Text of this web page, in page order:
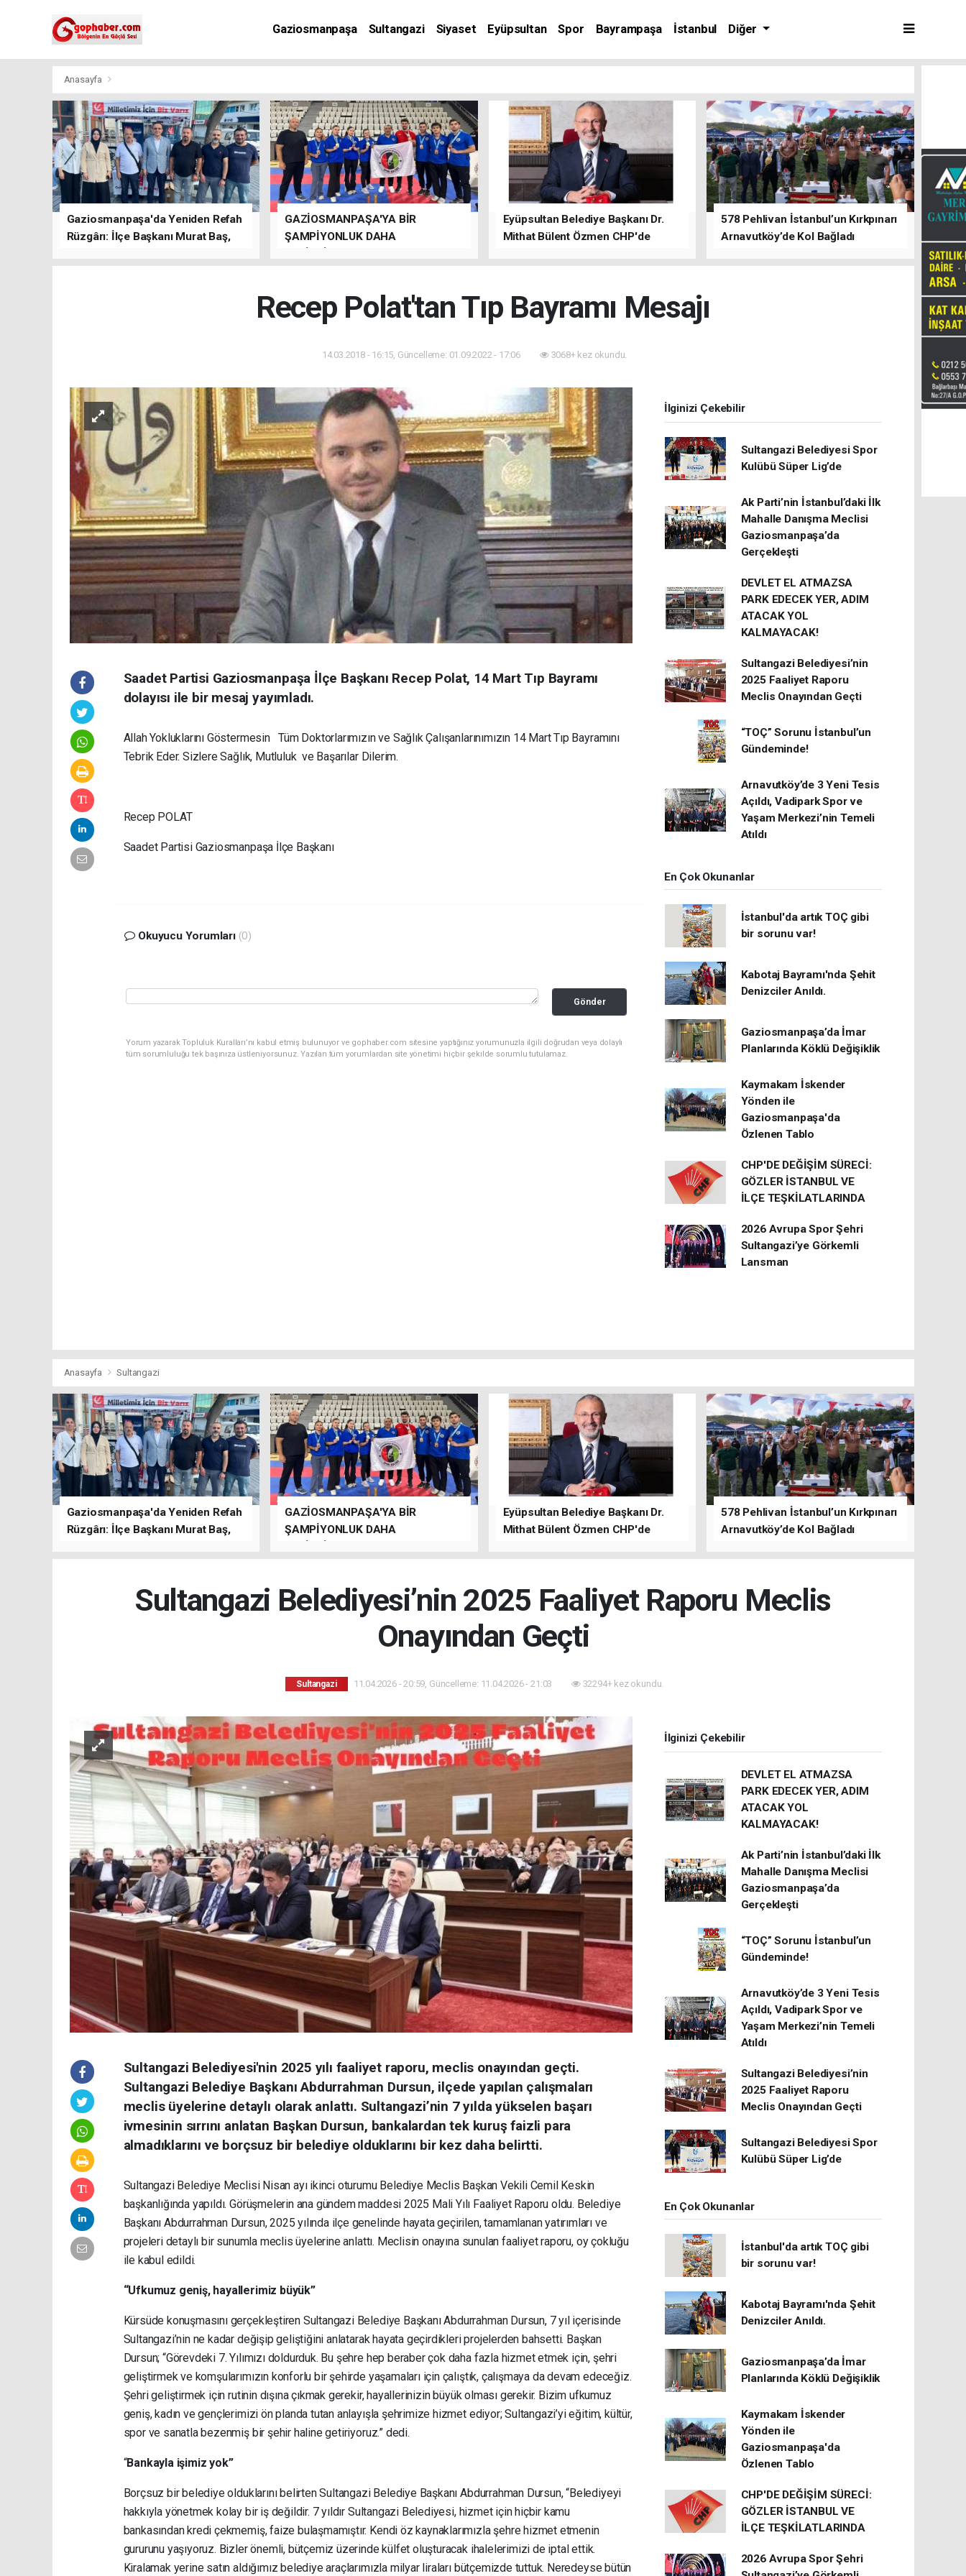
Gaziosmanpaşa Sultangazi Siyaset Eyüpsultan Spor Bayrampaşa İstanbul Diğer
Anasayfa
Gaziosmanpaşa'da Yeniden Refah
Rüzgârı: İlçe Başkanı Murat Baş,
GAZİOSMANPAŞA'YA BİR
ŞAMPİYONLUK DAHA
Eyüpsultan Belediye Başkanı Dr.
Mithat Bülent Özmen CHP'de
578 Pehlivan İstanbul’un Kırkpınarı
Arnavutköy’de Kol Bağladı
Recep Polat'tan Tıp Bayramı Mesajı
14.03.2018 - 16:15, Güncelleme: 01.09.2022 - 17:06 3068+ kez okundu.
Saadet Partisi Gaziosmanpaşa İlçe Başkanı Recep Polat, 14 Mart Tıp Bayramı
dolayısı ile bir mesaj yayımladı.
Allah Yokluklarını Göstermesin Tüm Doktorlarımızın ve Sağlık Çalışanlarınımızın 14 Mart Tıp Bayramını
Tebrik Eder. Sizlere Sağlık, Mutluluk ve Başarılar Dilerim.
Recep POLAT
Saadet Partisi Gaziosmanpaşa İlçe Başkanı
Okuyucu Yorumları (0)
Gönder
Yorum yazarak Topluluk Kuralları’nı kabul etmiş bulunuyor ve gophaber.com sitesine yaptığınız yorumunuzla ilgili doğrudan veya dolaylı
tüm sorumluluğu tek başınıza üstleniyorsunuz. Yazılan tüm yorumlardan site yönetimi hiçbir şekilde sorumlu tutulamaz.
İlginizi Çekebilir
Sultangazi Belediyesi Spor
Kulübü Süper Lig’de
Ak Parti’nin İstanbul’daki İlk
Mahalle Danışma Meclisi
Gaziosmanpaşa’da
Gerçekleşti
DEVLET EL ATMAZSA
PARK EDECEK YER, ADIM
ATACAK YOL
KALMAYACAK!
Sultangazi Belediyesi’nin
2025 Faaliyet Raporu
Meclis Onayından Geçti
“TOÇ” Sorunu İstanbul’un
Gündeminde!
Arnavutköy’de 3 Yeni Tesis
Açıldı, Vadipark Spor ve
Yaşam Merkezi’nin Temeli
Atıldı
En Çok Okunanlar
İstanbul'da artık TOÇ gibi
bir sorunu var!
Kabotaj Bayramı'nda Şehit
Denizciler Anıldı.
Gaziosmanpaşa’da İmar
Planlarında Köklü Değişiklik
Kaymakam İskender
Yönden ile
Gaziosmanpaşa'da
Özlenen Tablo
CHP'DE DEĞİŞİM SÜRECİ:
GÖZLER İSTANBUL VE
İLÇE TEŞKİLATLARINDA
2026 Avrupa Spor Şehri
Sultangazi’ye Görkemli
Lansman
Anasayfa Sultangazi
Gaziosmanpaşa'da Yeniden Refah
Rüzgârı: İlçe Başkanı Murat Baş,
GAZİOSMANPAŞA'YA BİR
ŞAMPİYONLUK DAHA
Eyüpsultan Belediye Başkanı Dr.
Mithat Bülent Özmen CHP'de
578 Pehlivan İstanbul’un Kırkpınarı
Arnavutköy’de Kol Bağladı
Sultangazi Belediyesi’nin 2025 Faaliyet Raporu Meclis
Onayından Geçti
Sultangazi 11.04.2026 - 20:59, Güncelleme: 11.04.2026 - 21:03 32294+ kez okundu.
Sultangazi Belediyesi'nin 2025 yılı faaliyet raporu, meclis onayından geçti.
Sultangazi Belediye Başkanı Abdurrahman Dursun, ilçede yapılan çalışmaları
meclis üyelerine detaylı olarak anlattı. Sultangazi’nin 7 yılda yükselen başarı
ivmesinin sırrını anlatan Başkan Dursun, bankalardan tek kuruş faizli para
almadıklarını ve borçsuz bir belediye olduklarını bir kez daha belirtti.
Sultangazi Belediye Meclisi Nisan ayı ikinci oturumu Belediye Meclis Başkan Vekili Cemil Keskin
başkanlığında yapıldı. Görüşmelerin ana gündem maddesi 2025 Mali Yılı Faaliyet Raporu oldu. Belediye
Başkanı Abdurrahman Dursun, 2025 yılında ilçe genelinde hayata geçirilen, tamamlanan yatırımları ve
projeleri detaylı bir sunumla meclis üyelerine anlattı. Meclisin onayına sunulan faaliyet raporu, oy çokluğu
ile kabul edildi.
“Ufkumuz geniş, hayallerimiz büyük”
Kürsüde konuşmasını gerçekleştiren Sultangazi Belediye Başkanı Abdurrahman Dursun, 7 yıl içerisinde
Sultangazi’nin ne kadar değişip geliştiğini anlatarak hayata geçirdikleri projelerden bahsetti. Başkan
Dursun; “Görevdeki 7. Yılımızı doldurduk. Bu şehre hep beraber çok daha fazla hizmet etmek için, şehri
geliştirmek ve komşularımızın konforlu bir şehirde yaşamaları için çalıştık, çalışmaya da devam edeceğiz.
Şehri geliştirmek için rutinin dışına çıkmak gerekir, hayallerinizin büyük olması gerekir. Bizim ufkumuz
geniş, kadın ve gençlerimizi ön planda tutan anlayışla şehrimize hizmet ediyor; Sultangazi’yi eğitim, kültür,
spor ve sanatla bezenmiş bir şehir haline getiriyoruz.” dedi.
“Bankayla işimiz yok”
Borçsuz bir belediye olduklarını belirten Sultangazi Belediye Başkanı Abdurrahman Dursun, “Belediyeyi
hakkıyla yönetmek kolay bir iş değildir. 7 yıldır Sultangazi Belediyesi, hizmet için hiçbir kamu
bankasından kredi çekmemiş, faize bulaşmamıştır. Kendi öz kaynaklarımızla şehre hizmet etmenin
gururunu yaşıyoruz. Bizler önemli, bütçemiz üzerinde külfet oluşturacak ihalelerimizi de iptal ettik.
Kiralamak yerine satın aldığımız belediye araçlarımızla milyar liraları bütçemizde tuttuk. Neredeyse bütün
İlginizi Çekebilir
DEVLET EL ATMAZSA
PARK EDECEK YER, ADIM
ATACAK YOL
KALMAYACAK!
Ak Parti’nin İstanbul’daki İlk
Mahalle Danışma Meclisi
Gaziosmanpaşa’da
Gerçekleşti
“TOÇ” Sorunu İstanbul’un
Gündeminde!
Arnavutköy’de 3 Yeni Tesis
Açıldı, Vadipark Spor ve
Yaşam Merkezi’nin Temeli
Atıldı
Sultangazi Belediyesi’nin
2025 Faaliyet Raporu
Meclis Onayından Geçti
Sultangazi Belediyesi Spor
Kulübü Süper Lig’de
En Çok Okunanlar
İstanbul'da artık TOÇ gibi
bir sorunu var!
Kabotaj Bayramı'nda Şehit
Denizciler Anıldı.
Gaziosmanpaşa’da İmar
Planlarında Köklü Değişiklik
Kaymakam İskender
Yönden ile
Gaziosmanpaşa'da
Özlenen Tablo
CHP'DE DEĞİŞİM SÜRECİ:
GÖZLER İSTANBUL VE
İLÇE TEŞKİLATLARINDA
2026 Avrupa Spor Şehri